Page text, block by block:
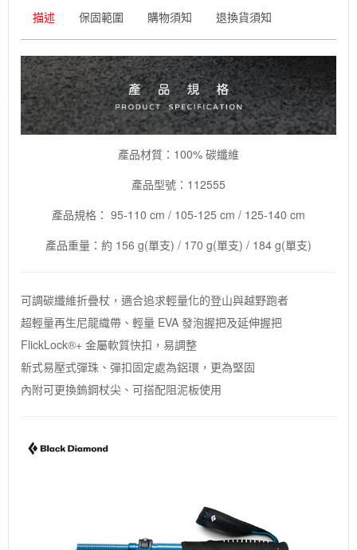
單
隻
販
售
數
描述 保固範圍 購物須知 退換貨須知
產品材質：100% 碳纖維
產品型號：112555
產品規格： 95-110 cm / 105-125 cm / 125-140 cm
產品重量：約 156 g(單支) / 170 g(單支) / 184 g(單支)
可調碳纖維折疊杖，適合追求輕量化的登山與越野跑者
超輕量再生尼龍織帶、輕量 EVA 發泡握把及延伸握把
FlickLock®+ 金屬軟質快扣，易調整
新式易壓式彈珠、彈扣固定處為鋁環，更為堅固
內附可更換鎢鋼杖尖、可搭配阻泥板使用